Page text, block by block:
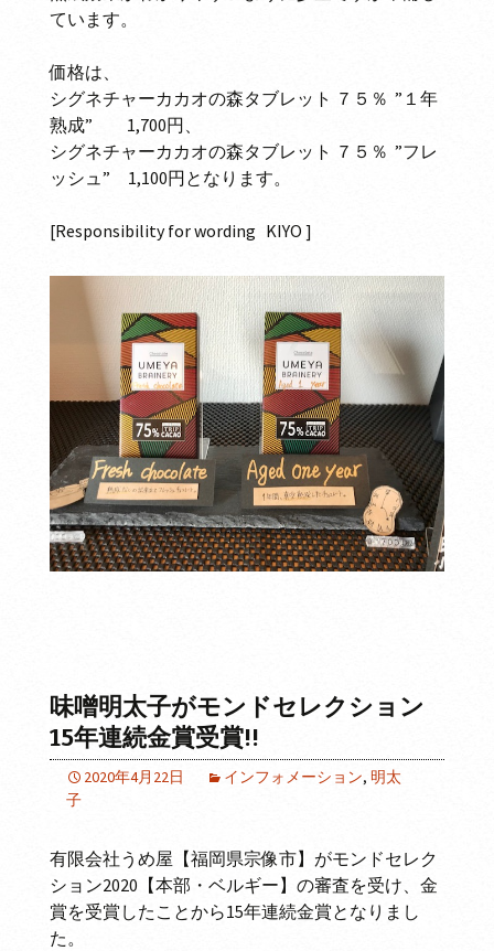
ています。
価格は、
シグネチャーカカオの森タブレット ７５％ ”１年
熟成” 1,700円、
シグネチャーカカオの森タブレット ７５％ ”フレ
ッシュ” 1,100円となります。
[Responsibility for wording KIYO ]
味噌明太子がモンドセレクション
15年連続金賞受賞!!
2020年4月22日 インフォメーション, 明太
子
有限会社うめ屋【福岡県宗像市】がモンドセレク
ション2020【本部・ベルギー】の審査を受け、金
賞を受賞したことから15年連続金賞となりまし
た。